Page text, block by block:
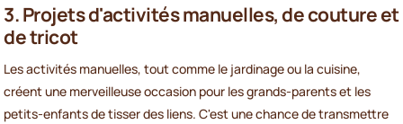
3. Projets d'activités manuelles, de couture et
de tricot
Les activités manuelles, tout comme le jardinage ou la cuisine,
créent une merveilleuse occasion pour les grands-parents et les
petits-enfants de tisser des liens. C'est une chance de transmettre